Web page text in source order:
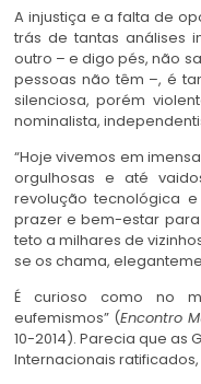
A injustiça e a falta de
trás de tantas análises
outro – e digo pés, não
pessoas não têm –, é
silenciosa, porém
nominalista,
“Hoje vivemos em
orgulhosas e até
revolução tecnológica
prazer e bem-estar
teto a milhares de
se os chama,
É curioso como no
eufemismos” (Encontro
10-2014). Parecia que as
Internacionais